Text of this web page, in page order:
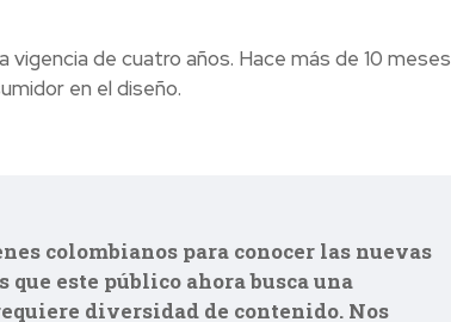
de cuatro años. Hace más de 10 meses
en el diseño.
colombianos para conocer las nuevas
este público ahora busca una
diversidad de contenido. Nos